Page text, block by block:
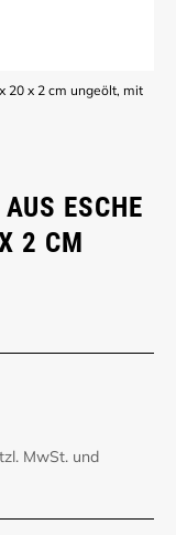
20 x 2 cm ungeölt, mit
ESCHE
2 CM
MwSt. und